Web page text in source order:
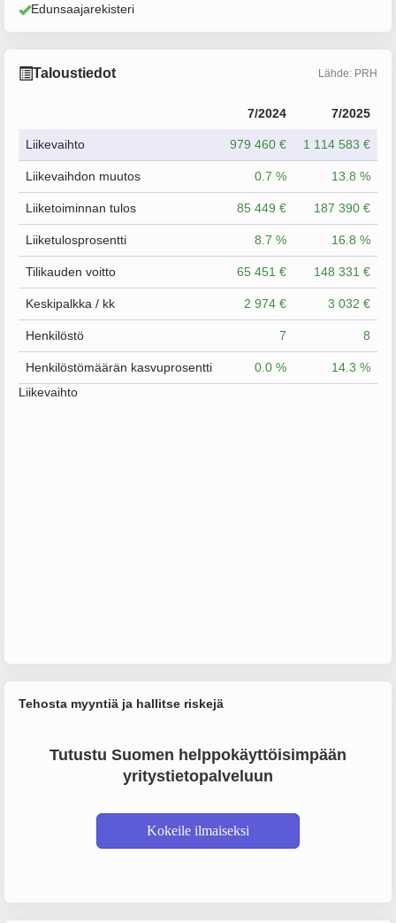
Edunsaajarekisteri
Taloustiedot Lähde: PRH
7/2024 7/2025
Liikevaihto 979 460 € 1 114 583 €
Liikevaihdon muutos 0.7 % 13.8 %
Liiketoiminnan tulos 85 449 € 187 390 €
Liiketulosprosentti 8.7 % 16.8 %
Tilikauden voitto 65 451 € 148 331 €
Keskipalkka / kk 2 974 € 3 032 €
Henkilöstö 7 8
Henkilöstömäärän kasvuprosentti 0.0 %
14.3 %
Liikevaihto
Tehosta myyntiä ja hallitse riskejä
Tutustu Suomen helppokäyttöisimpään
yritystietopalveluun
Kokeile ilmaiseksi